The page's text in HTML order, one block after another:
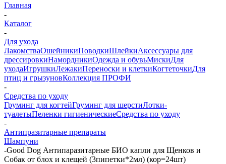
Главная
-
Каталог
-
Для ухода
ЛакомстваОшейникиПоводкиШлейкиАксессуары для
дрессировкиНамордникиОдежда и обувьМискиДля
уходаИгрушкиЛежакиПереноски и клеткиКогтеточкиДля
птиц и грызуновКоллекция ПРОФИ
-
Средства по уходу
Груминг для когтейГруминг для шерстиЛотки-
туалетыПеленки гигиеническиеСредства по уходу
-
Антипразитарные препараты
Шампуни
-Good Dog Антипаразитарные БИО капли для Щенков и
Собак от блох и клещей (3пипетки*2мл) (кор=24шт)